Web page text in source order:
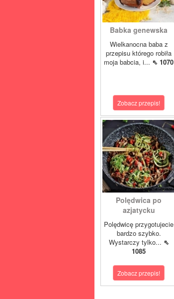
Babka genewska
Wielkanocna baba z
przepisu którego robiła
moja babcia, i... ⇖ 1070
Zobacz przepis!
Polędwica po
azjatycku
Polędwicę przygotujecie
bardzo szybko.
Wystarczy tylko... ⇖
1085
Zobacz przepis!